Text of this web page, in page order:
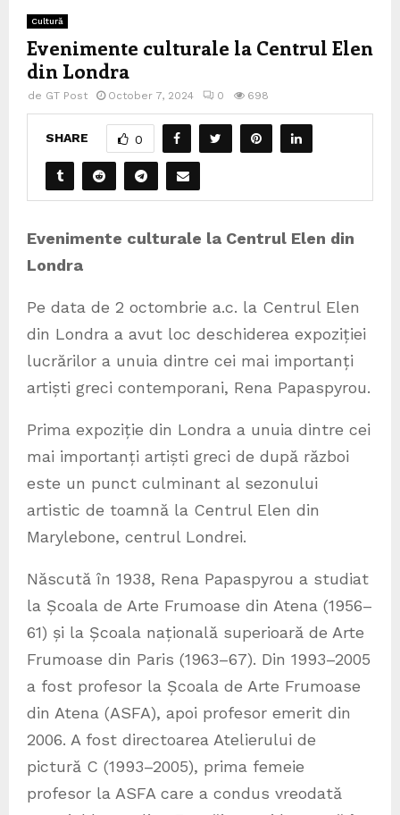
Cultură
Evenimente culturale la Centrul Elen
din Londra
de GT Post October 7, 2024 0 698
SHARE 0
Evenimente culturale la Centrul Elen din
Londra
Pe data de 2 octombrie a.c. la Centrul Elen
din Londra a avut loc deschiderea expoziției
lucrărilor a unuia dintre cei mai importanți
artiști greci contemporani, Rena Papaspyrou.
Prima expoziție din Londra a unuia dintre cei
mai importanți artiști greci de după război
este un punct culminant al sezonului
artistic de toamnă la Centrul Elen din
Marylebone, centrul Londrei.
Născută în 1938, Rena Papaspyrou a studiat
la Școala de Arte Frumoase din Atena (1956–
61) și la Școala națională superioară de Arte
Frumoase din Paris (1963–67). Din 1993–2005
a fost profesor la Școala de Arte Frumoase
din Atena (ASFA), apoi profesor emerit din
2006. A fost directoarea Atelierului de
pictură C (1993–2005), prima femeie
profesor la ASFA care a condus vreodată